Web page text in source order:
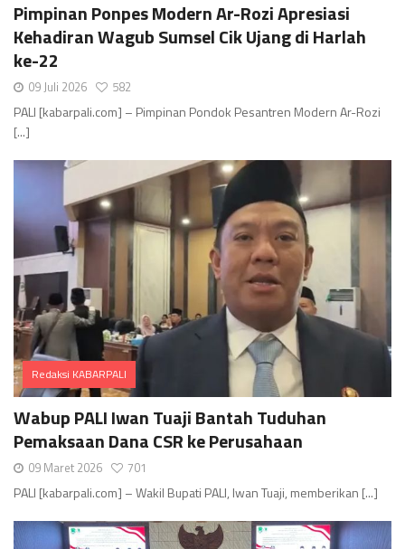
Pimpinan Ponpes Modern Ar-Rozi Apresiasi
Kehadiran Wagub Sumsel Cik Ujang di Harlah
ke-22
09 Juli 2026 582
PALI [kabarpali.com] – Pimpinan Pondok Pesantren Modern Ar-Rozi
[...]
Redaksi KABARPALI
Comments
Wabup PALI Iwan Tuaji Bantah Tuduhan
Pemaksaan Dana CSR ke Perusahaan
09 Maret 2026 701
PALI [kabarpali.com] – Wakil Bupati PALI, Iwan Tuaji, memberikan [...]